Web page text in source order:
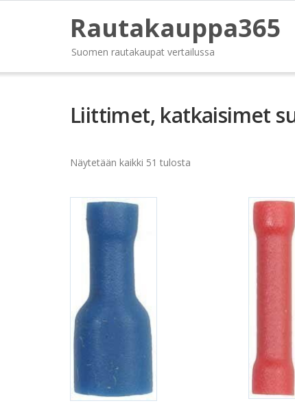
Rautakauppa365
Suomen rautakaupat vertailussa
Liittimet, katkaisimet
Näytetään kaikki 51 tulosta